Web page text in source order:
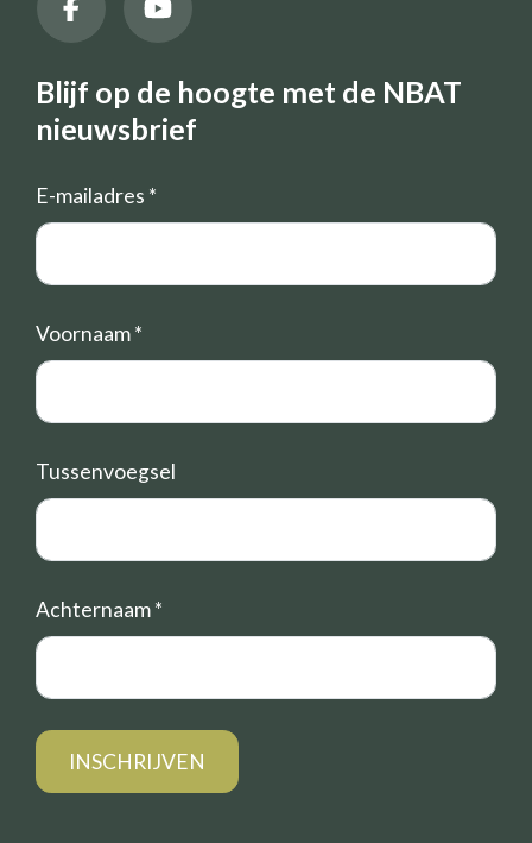
Blijf op de hoogte met de NBAT
nieuwsbrief
E-mailadres *
Voornaam*
Tussenvoegsel
Achternaam*